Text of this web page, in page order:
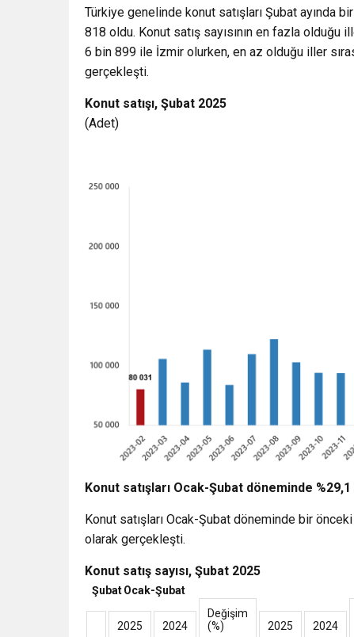
Türkiye genelinde konut satışları Şubat ayında
818 oldu. Konut satış sayısının en fazla
6 bin 899 ile İzmir olurken, en az olduğu iller
gerçekleşti.
Konut satışı, Şubat 2025
(Adet)
Konut satışları Ocak-Şubat döneminde %29,1
Konut satışları Ocak-Şubat döneminde bir
olarak gerçekleşti.
Konut satış sayısı, Şubat 2025
ŞubatOcak-Şubat
2025 2024
Değişim
(%)
2025 2024